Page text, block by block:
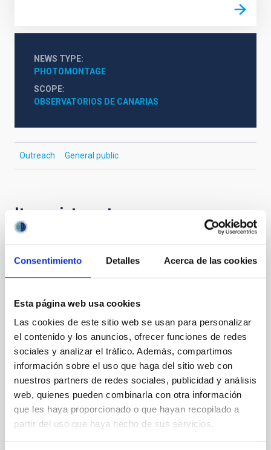
Consentimiento Detalles Acerca de las cookies
Esta página web usa cookies
Las cookies de este sitio web se usan para personalizar
el contenido y los anuncios, ofrecer funciones de redes
sociales y analizar el tráfico. Además, compartimos
información sobre el uso que haga del sitio web con
nuestros partners de redes sociales, publicidad y análisis
web, quienes pueden combinarla con otra información
que les haya proporcionado o que hayan recopilado a
partir del uso que haya hecho de sus servicios.
NEWS TYPE
PHOTOMONTAGE
SCOPE
OBSERVATORIOS DE CANARIAS
Outreach General public
It may interest you
PHOTOMONTAGE
La defensa planetaria será el tema central
'Soñando Estrellas'
El programa de divulgación científica del Instituto de
Astrofísica de Canarias (IAC) en La Radio Canaria,
"Soñando Estrellas", emitirá su próximo episodio este
viernes, 21 de noviembre, a las 22:30 horas. El
espacio, de 30 minutos de duración, está dirigido y
presentado por Verónica Martín, jefa de la Unidad de
Comunicación y Cultura Científica (UC3) del IAC, con
el objetivo de acercar la Astrofísica, la labor del IAC y
la de los Observatorios de Canarias a la audiencia
general de una manera accesible. El tema central del